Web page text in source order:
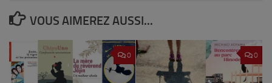
VOUS AIMEREZ AUSSI...
0 0